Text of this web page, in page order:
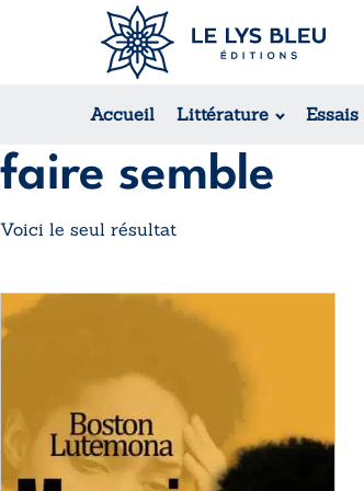
Accueil Littérature
Romans
Suspense /
Fantastique
Science-fiction
faire semble
Voici le seul résultat
produit
variations.
options